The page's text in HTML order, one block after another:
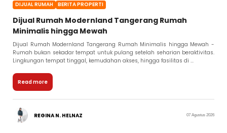
DIJUAL RUMAH BERITA PROPERTI
Dijual Rumah Modernland Tangerang Rumah
Minimalis hingga Mewah
Dijual Rumah Modernland Tangerang Rumah Minimalis hingga Mewah -
Rumah bukan sekadar tempat untuk pulang setelah seharian beraktivitas.
Lingkungan tempat tinggal, kemudahan akses, hingga fasilitas di ...
Read more
REGINA N. HELNAZ 07 Agustus 2026